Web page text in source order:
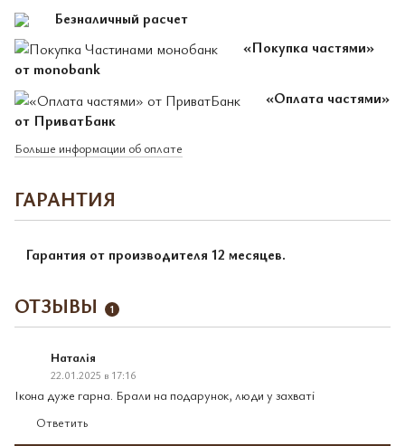
Безналичный расчет
«Покупка частями»
от monobank
«Оплата частями»
от ПриватБанк
Больше информации об оплате
ГАРАНТИЯ
Гарантия от производителя 12 месяцев.
ОТЗЫВЫ 1
Наталія
22.01.2025 в 17:16
Ікона дуже гарна. Брали на подарунок, люди у захваті
Ответить